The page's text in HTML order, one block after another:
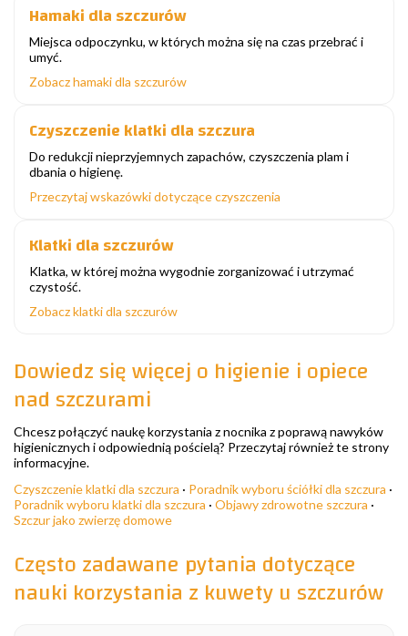
Hamaki dla szczurów
Miejsca odpoczynku, w których można się na czas przebrać i
umyć.
Zobacz hamaki dla szczurów
Czyszczenie klatki dla szczura
Do redukcji nieprzyjemnych zapachów, czyszczenia plam i
dbania o higienę.
Przeczytaj wskazówki dotyczące czyszczenia
Klatki dla szczurów
Klatka, w której można wygodnie zorganizować i utrzymać
czystość.
Zobacz klatki dla szczurów
Dowiedz się więcej o higienie i opiece
nad szczurami
Chcesz połączyć naukę korzystania z nocnika z poprawą nawyków
higienicznych i odpowiednią pościelą? Przeczytaj również te strony
informacyjne.
Czyszczenie klatki dla szczura · Poradnik wyboru ściółki dla szczura ·
Poradnik wyboru klatki dla szczura · Objawy zdrowotne szczura ·
Szczur jako zwierzę domowe
Często zadawane pytania dotyczące
nauki korzystania z kuwety u szczurów